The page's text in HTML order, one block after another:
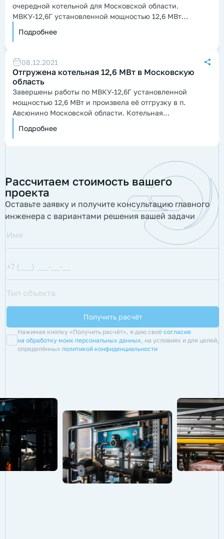
очередной котельной для Московской области.
МВКУ-12,6Г установленной мощностью 12,6 МВт
жилой застройки.
Подробнее
08.12.2021
Отгружена котельная 12,6 МВт в Московскую
область
Завершены работы по МВКУ-12,6Г установленной
мощностью 12,6 МВт и произвела её отгрузку в п.
Авсюнино Московской области. Котельная
Подробнее
Рассчитаем стоимость вашего
проекта
Оставьте заявку и получите консультацию главного
инженера с вариантами решения вашей задачи
Нажимая кнопку «Получить расчёт», я даю своё согласие
на обработку моих персональных данных, на условиях и для целей,
определённых политикой конфиденциальности